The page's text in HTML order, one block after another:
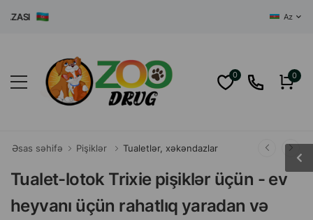
Az
0 0
Əsas səhifə Pişiklər Tualetlər, xəkəndazlar
Tualet-lotok Trixie pişiklər üçün - ev
heyvanı üçün rahatlıq yaradan və